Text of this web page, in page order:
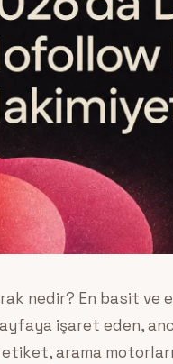
nedir? En basit ve
işaret eden,
arama